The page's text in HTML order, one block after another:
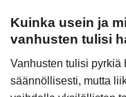
Kuinka usein ja
vanhusten tulisi
Vanhusten tulisi pyrkiä
säännöllisesti, mutta